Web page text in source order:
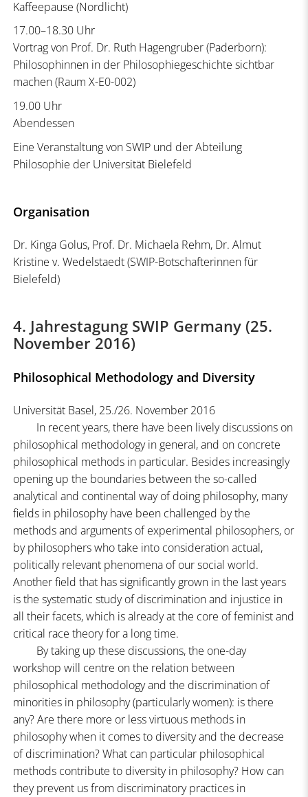
Kaffeepause (Nordlicht)
17.00–18.30 Uhr
Vortrag von Prof. Dr. Ruth Hagengruber (Paderborn):
Philosophinnen in der Philosophiegeschichte sichtbar
machen (Raum X-E0-002)
19.00 Uhr
Abendessen
Eine Veranstaltung von SWIP und der Abteilung
Philosophie der Universität Bielefeld
Organisation
Dr. Kinga Golus, Prof. Dr. Michaela Rehm, Dr. Almut
Kristine v. Wedelstaedt (SWIP-Botschafterinnen für
Bielefeld)
4. Jahrestagung SWIP Germany (25.
November 2016)
Philosophical Methodology and Diversity
Universität Basel, 25./26. November 2016
In recent years, there have been lively discussions on
philosophical methodology in general, and on concrete
philosophical methods in particular. Besides increasingly
opening up the boundaries between the so-called
analytical and continental way of doing philosophy, many
fields in philosophy have been challenged by the
methods and arguments of experimental philosophers, or
by philosophers who take into consideration actual,
politically relevant phenomena of our social world.
Another field that has significantly grown in the last years
is the systematic study of discrimination and injustice in
all their facets, which is already at the core of feminist and
critical race theory for a long time.
By taking up these discussions, the one-day
workshop will centre on the relation between
philosophical methodology and the discrimination of
minorities in philosophy (particularly women): is there
any? Are there more or less virtuous methods in
philosophy when it comes to diversity and the decrease
of discrimination? What can particular philosophical
methods contribute to diversity in philosophy? How can
they prevent us from discriminatory practices in